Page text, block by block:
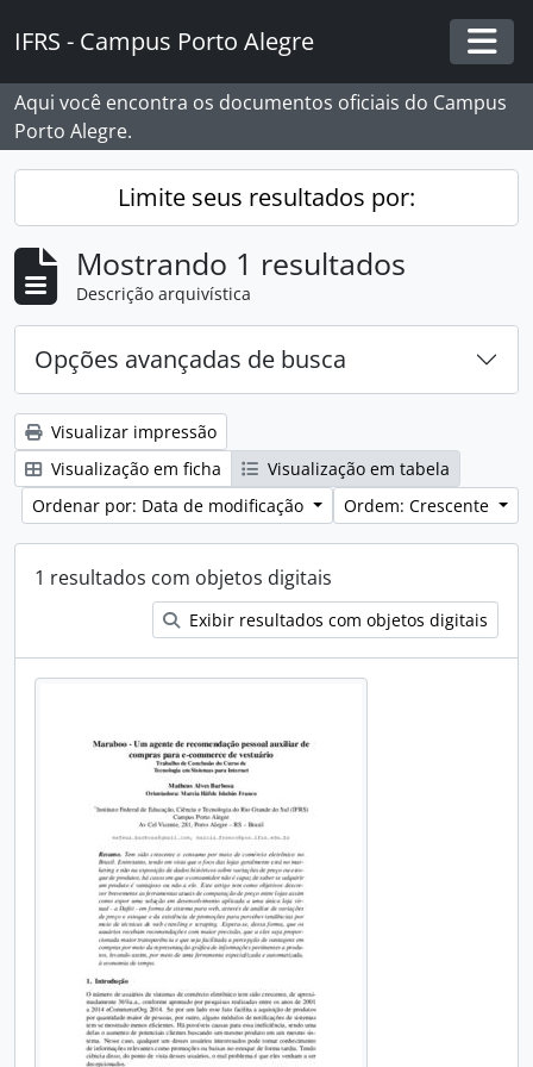
IFRS - Campus Porto Alegre
Aqui você encontra os documentos oficiais do Campus
Porto Alegre.
Limite seus resultados por:
Mostrando 1 resultados
Descrição arquivística
Opções avançadas de busca
Visualizar impressão
Visualização em ficha
Visualização em tabela
Ordenar por: Data de modificação
Ordem: Crescente
1 resultados com objetos digitais
Exibir resultados com objetos digitais